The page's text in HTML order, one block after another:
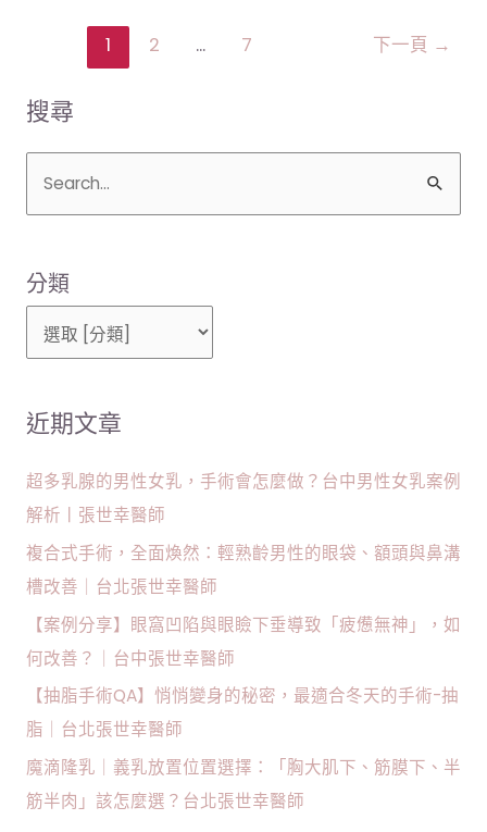
醫
師
還
力
不
足？
世
醫
師
1 2 ... 7 下一頁 →
搜尋
尋
鍵
:
分類
近期文章
超多乳腺的男性女乳，手術會怎麼做？台中男性女乳案例
解析丨張世幸醫師
複合式手術，全面煥然：輕熟齡男性的眼袋、額頭與鼻溝
槽改善｜台北張世幸醫師
【案例分享】眼窩凹陷與眼瞼下垂導致「疲憊無神」，如
何改善？｜台中張世幸醫師
【抽脂手術QA】悄悄變身的秘密，最適合冬天的手術-抽
脂｜台北張世幸醫師
魔滴隆乳｜義乳放置位置選擇：「胸大肌下、筋膜下、半
筋半肉」該怎麼選？台北張世幸醫師